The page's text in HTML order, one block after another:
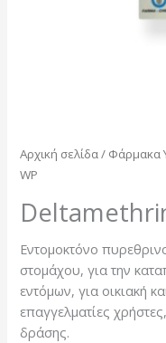
Αρχική σελίδα/ Φάρμακα
WP
Εντομοκτόνο
στομάχου, για την
εντόμων, για οικιακή
επαγγελματίες
δράσης.